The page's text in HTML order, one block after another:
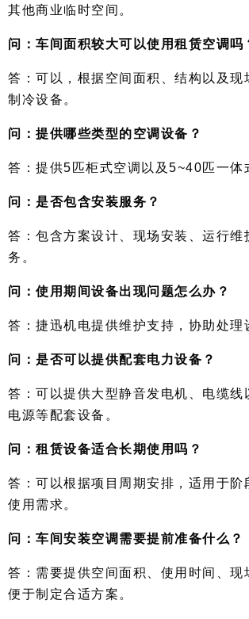
其他商业临时空间。
问： 车间面积较大可以使用租赁空调吗
答：可以，根据空间面积、结构以及现
制冷设备。
问： 提供哪些类型的空调设备？
答：提供5匹柜式空调以及5~40匹一体
问： 是否包含安装服务？
答：包含方案设计、现场安装、运行维
务。
问： 使用期间设备出现问题怎么办？
答：捷迅机电提供维护支持，协助处理
问： 是否可以提供配套电力设备？
答：可以提供大型静音发电机、电缆线
电源等配套设备。
问： 租赁设备适合长期使用吗？
答：可以根据项目周期安排，适用于阶
使用需求。
问： 车间安装空调需要提前准备什么？
答：需要提供空间面积、使用时间、现
便于制定合适方案。